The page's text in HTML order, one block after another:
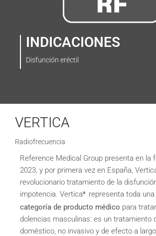
INDICACIONES
Disfunción eréctil
VERTICA
Radiofrecuencia
Reference Medical Group presenta en la
2023, y por primera vez en España,
revolucionario tratamiento de la
impotencia. Vertica® representa toda una
categoría de producto médico para
dolencias masculinas: es un tratamiento
doméstico, no invasivo y de efecto a largo